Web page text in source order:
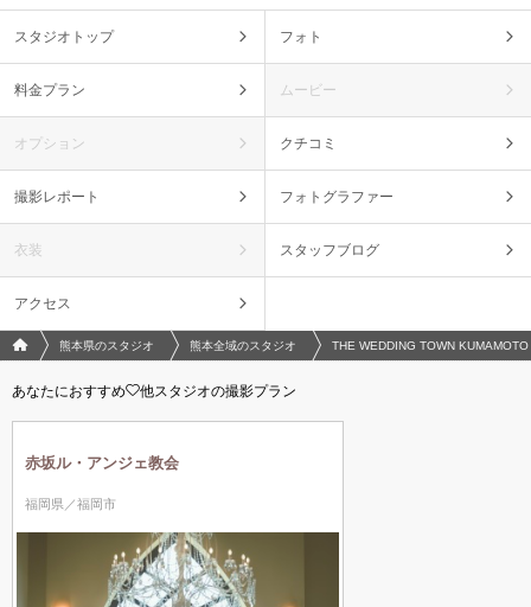
着付け ヘアメイク 小物一式
アルバム 40 P データ 400 カット
家族と撮影 家族用衣装レンタル ペットと撮影
撮影DVDデータ・前撮り着用分クリーニング代・映像・キャンバスボー
ク・着付け・撮影小物・ロケ出張費
サービスをすべて盛り込んだ最強プラン
アルバム40P・衣装・美容・ロケ出張費・撮影小物・クリーニング代等撮影
に必要なものすべてが入っているお得なプランです！さらに、映像＋キャン
バス＋当日衣装+当日美容+当日スナップ付き。フルサービスで満足度ナン
バーワン！
このプランで撮影可能な撮影レポート
スタジオトップ フォト
料金プラン ムービー
オプション クチコミ
撮影レポート フォトグラファー
衣装 スタッフブログ
アクセス
フォトウエディング/結婚写真のPhotorait ホーム
熊本県のスタジオ 熊本全域のスタジオ THE WEDDING TOWN KUMAMOTO
あなたにおすすめ 他スタジオの撮影プラン
赤坂ル・アンジェ教会
福岡県／福岡市